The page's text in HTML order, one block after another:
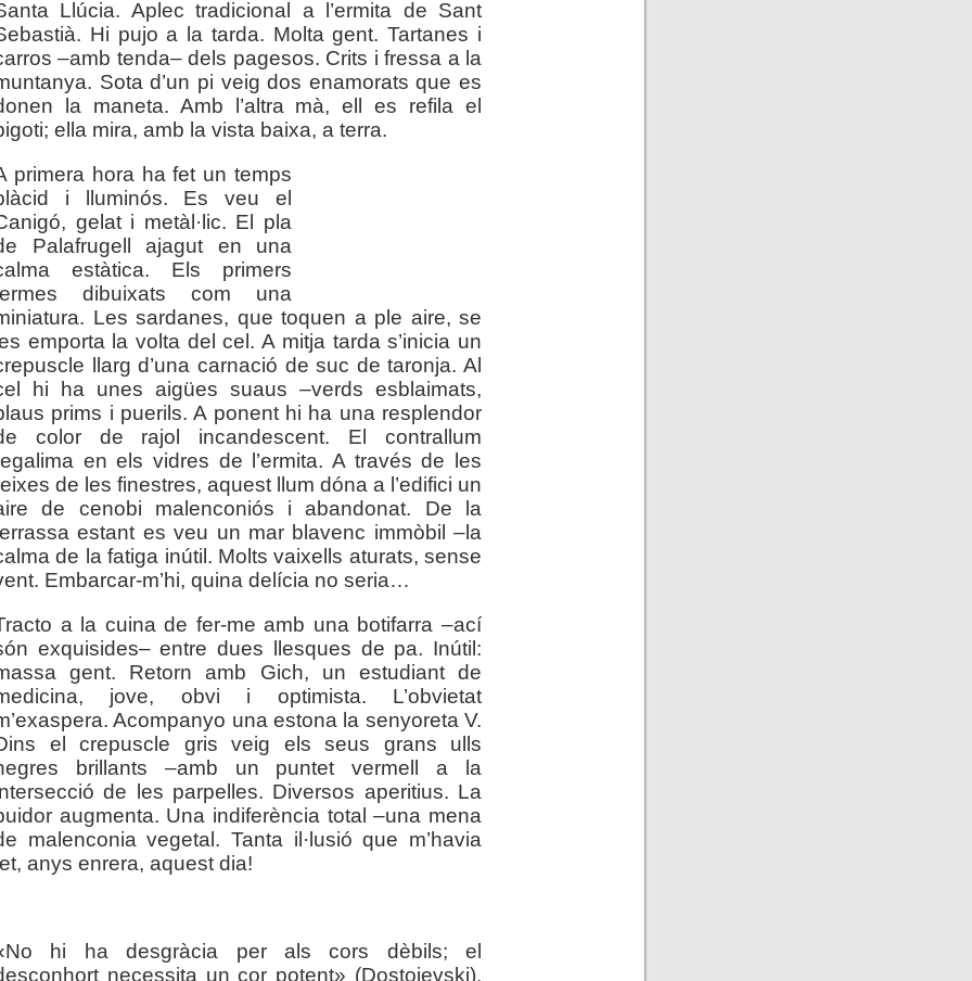
Llúcia. Aplec tradicional a l’ermita de Sant
Hi pujo a la tarda. Molta gent. Tartanes i
–amb tenda– dels pagesos. Crits i fressa a la
Sota d’un pi veig dos enamorats que es
la maneta. Amb l’altra mà, ell es refila el
ella mira, amb la vista baixa, a terra.
primera hora ha fet un temps
i lluminós. Es veu el
gelat i metàl·lic. El pla
Palafrugell ajagut en una
estàtica. Els primers
dibuixats com una
Les sardanes, que toquen a ple aire, se
emporta la volta del cel. A mitja tarda s’inicia un
llarg d’una carnació de suc de taronja. Al
hi ha unes aigües suaus –verds esblaimats,
prims i puerils. A ponent hi ha una resplendor
color de rajol incandescent. El contrallum
en els vidres de l’ermita. A través de les
de les finestres, aquest llum dóna a l’edifici un
de cenobi malenconiós i abandonat. De la
estant es veu un mar blavenc immòbil –la
de la fatiga inútil. Molts vaixells aturats, sense
Embarcar-m’hi, quina delícia no seria…
a la cuina de fer-me amb una botifarra –ací
exquisides– entre dues llesques de pa. Inútil:
gent. Retorn amb Gich, un estudiant de
jove, obvi i optimista. L’obvietat
Acompanyo una estona la senyoreta V.
el crepuscle gris veig els seus grans ulls
brillants –amb un puntet vermell a la
de les parpelles. Diversos aperitius. La
augmenta. Una indiferència total –una mena
malenconia vegetal. Tanta il·lusió que m’havia
anys enrera, aquest dia!
hi ha desgràcia per als cors dèbils; el
necessita un cor potent» (Dostoievski).